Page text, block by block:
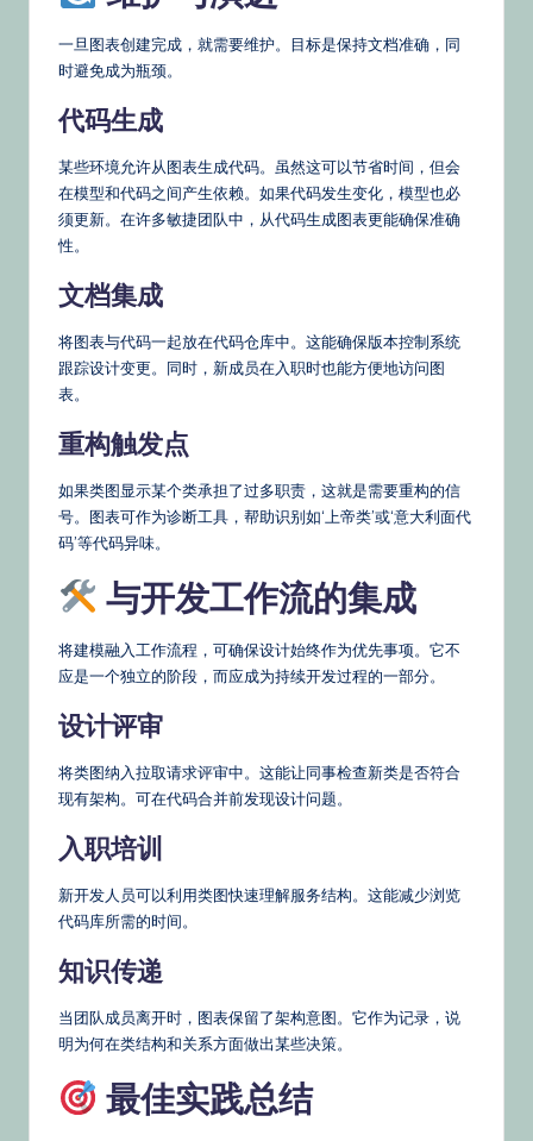
一旦图表创建完成，就需要维护。目标是保持文档准确，同
时避免成为瓶颈。
代码生成
某些环境允许从图表生成代码。虽然这可以节省时间，但会
在模型和代码之间产生依赖。如果代码发生变化，模型也必
须更新。在许多敏捷团队中，从代码生成图表更能确保准确
性。
文档集成
将图表与代码一起放在代码仓库中。这能确保版本控制系统
跟踪设计变更。同时，新成员在入职时也能方便地访问图
表。
重构触发点
如果类图显示某个类承担了过多职责，这就是需要重构的信
号。图表可作为诊断工具，帮助识别如‘上帝类’或‘意大利面代
码’等代码异味。
与开发工作流的集成
将建模融入工作流程，可确保设计始终作为优先事项。它不
应是一个独立的阶段，而应成为持续开发过程的一部分。
设计评审
将类图纳入拉取请求评审中。这能让同事检查新类是否符合
现有架构。可在代码合并前发现设计问题。
入职培训
新开发人员可以利用类图快速理解服务结构。这能减少浏览
代码库所需的时间。
知识传递
当团队成员离开时，图表保留了架构意图。它作为记录，说
明为何在类结构和关系方面做出某些决策。
最佳实践总结